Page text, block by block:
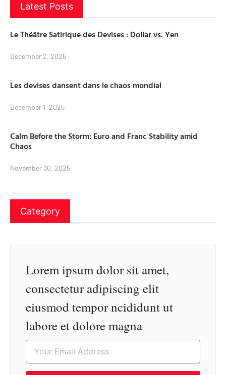
Latest Posts
Le Théâtre Satirique des Devises : Dollar vs. Yen
December 2, 2025
Les devises dansent dans le chaos mondial
December 1, 2025
Calm Before the Storm: Euro and Franc Stability amid
Chaos
November 30, 2025
Category
Lorem ipsum dolor sit amet,
consectetur adipiscing elit
eiusmod tempor ncididunt ut
labore et dolore magna